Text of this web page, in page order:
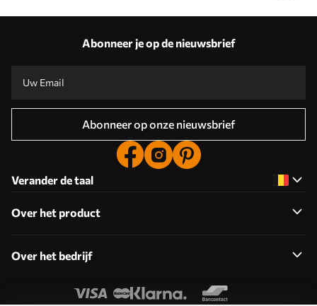
Abonneer je op de nieuwsbrief
Abonneer op onze nieuwsbrief
Verander de taal
Over het product
Over het bedrijf